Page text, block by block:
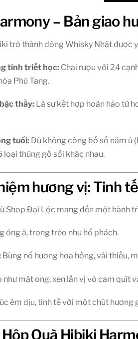
– Bản giao
trở thành dòng Whisky Nhật được
tính triết học:Chai rượu với 24
Phù Tang.
thầy:Là sự kết hợp hoàn hảo từ
tuổi:Dù không công bố số năm ủ
loại thùng gỗ sồi khác nhau.
hương vị: Tinh
Shop Đại Lộc mang đến một hành
óng ả, trong trẻo như hổ phách.
Bùng nổ hương hoa hồng, vải thiều,
mật ong, xen lẫn vị vỏ cam quít
êm dịu, tinh tế với một chút hương
Quà Hibiki